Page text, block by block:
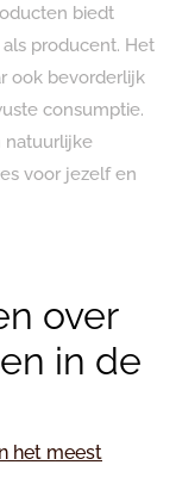
biedt
producent. Het
ook bevorderlijk
consumptie.
natuurlijke
voor jezelf en
over
in de
het meest